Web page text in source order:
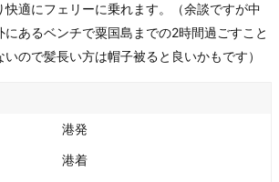
適にフェリーに乗れます。（余談ですが中
あるベンチで粟国島までの2時間過ごすこと
ので髪長い方は帽子被ると良いかもです）
港発
港着